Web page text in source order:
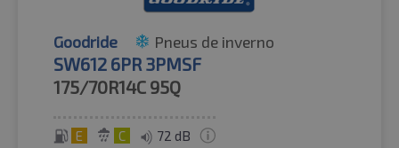
Goodride Pneus de inverno
SW612 6PR 3PMSF
175/70R14C 95Q
E C 72 dB